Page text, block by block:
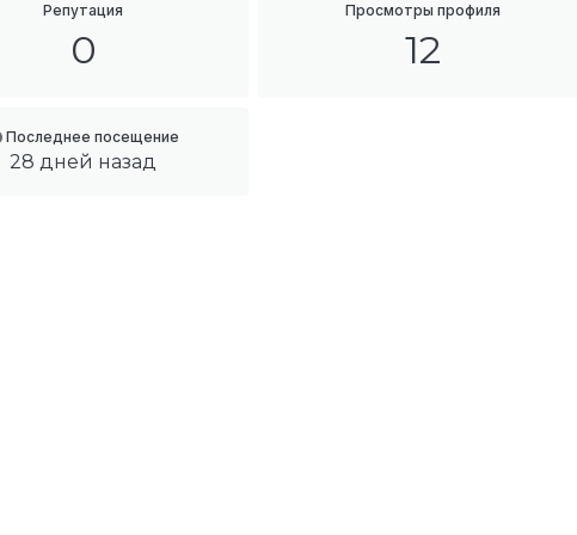
Репутация
0
Просмотры профиля
12
Последнее посещение
28 дней назад